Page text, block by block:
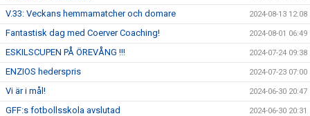
V.33: Veckans hemmamatcher och domare 2024-08-13 12:08
Fantastisk dag med Coerver Coaching! 2024-08-01 06:49
ESKILSCUPEN PÅ ÖREVÅNG !!! 2024-07-24 09:38
ENZIOS hederspris 2024-07-23 07:00
Vi är i mål! 2024-06-30 20:47
GFF:s fotbollsskola avslutad 2024-06-30 20:31